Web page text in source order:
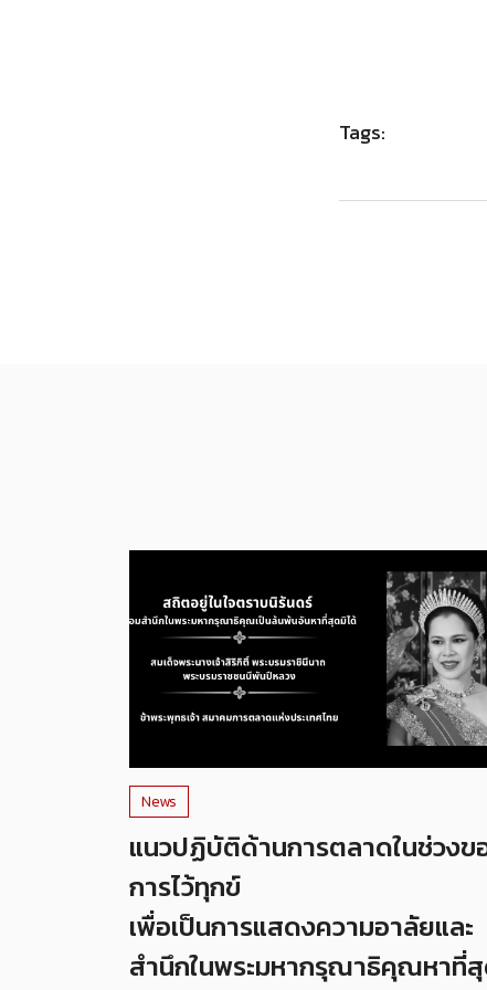
Tags:
News
แนวปฏิบัติด้านการตลาดในช่วงข
การไว้ทุกข์
เพื่อเป็นการแสดงความอาลัยและ
สำนึกในพระมหากรุณาธิคุณหาที่